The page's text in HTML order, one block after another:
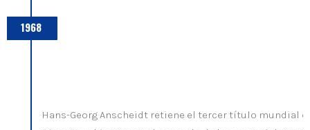
1968
Hans-Georg Anscheidt retiene el tercer título mundial